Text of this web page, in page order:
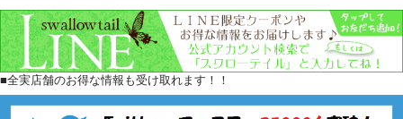
■全実店舗のお得な情報も受け取れます！！